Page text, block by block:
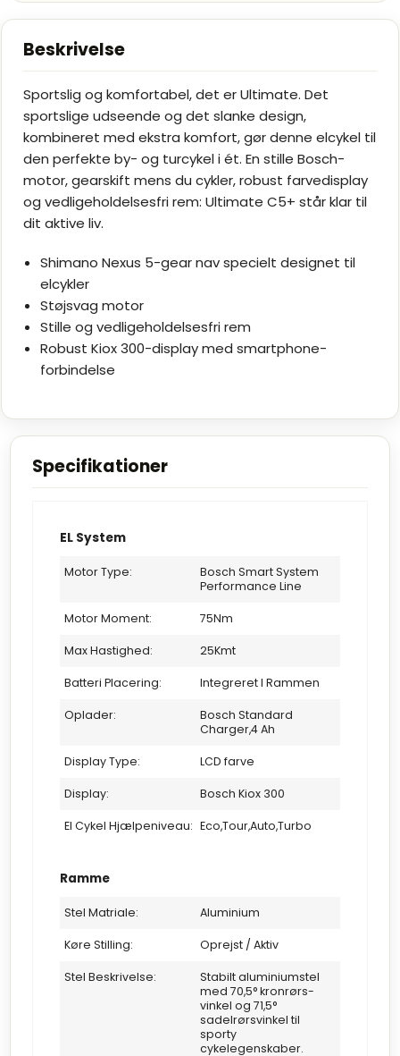
Mat
metallisk
Fjernlager 10-14 hverdage
meteorgrå
Fjernlager 10-14 hverdage Læg i kurv
Beskrivelse
Sportslig og komfortabel, det er Ultimate. Det
sportslige udseende og det slanke design,
kombineret med ekstra komfort, gør denne elcykel til
den perfekte by- og turcykel i ét. En stille Bosch-
motor, gearskift mens du cykler, robust farvedisplay
og vedligeholdelsesfri rem: Ultimate C5+ står klar til
dit aktive liv.
Shimano Nexus 5-gear nav specielt designet til
elcykler
Støjsvag motor
Stille og vedligeholdelsesfri rem
Robust Kiox 300-display med smartphone-
forbindelse
Specifikationer
EL System
Motor Type:
Bosch Smart System
Performance Line
Motor Moment: 75Nm
Max Hastighed: 25Kmt
Batteri Placering: Integreret I Rammen
Oplader:
Bosch Standard
Charger,4 Ah
Display Type: LCD farve
Display: Bosch Kiox 300
El Cykel Hjælpeniveau: Eco,Tour,Auto,Turbo
Ramme
Stel Matriale: Aluminium
Køre Stilling: Oprejst / Aktiv
Stel Beskrivelse:
Stabilt aluminiumstel
med 70,5° kronrørs-
vinkel og 71,5°
sadelrørsvinkel til
sporty
cykelegenskaber.